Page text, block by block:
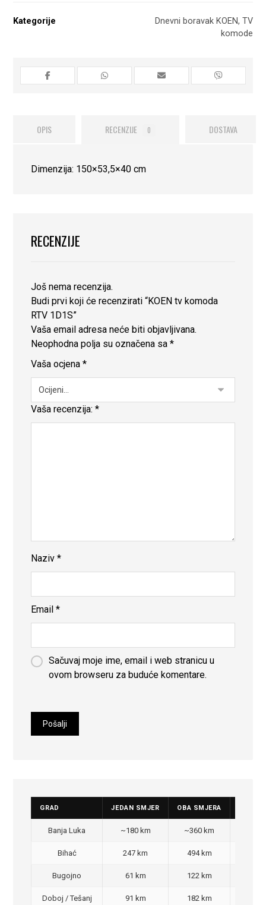
Kategorije Dnevni boravak KOEN, TV
komode
OPIS RECENZIJE 0 DOSTAVA
Dimenzija: 150×53,5×40 cm
RECENZIJE
Još nema recenzija.
Budi prvi koji će recenzirati “KOEN tv komoda
RTV 1D1S”
Vaša email adresa neće biti objavljivana.
Neophodna polja su označena sa*
Vaša ocjena*
Vaša recenzija:*
Naziv*
Email*
Sačuvaj moje ime, email i web stranicu u
ovom browseru za buduće komentare.
GRAD JEDAN SMJER OBA SMJERA
Banja Luka ~180 km ~360 km
Bihać 247 km 494 km
Bugojno 61 km 122 km
Doboj / Tešanj 91 km 182 km